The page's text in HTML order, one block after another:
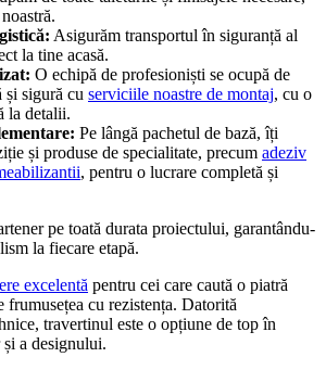
Asigurăm transportul în siguranță al
la tine acasă.
O echipă de profesioniști se ocupă de
și sigură cu serviciile noastre de montaj, cu o
la detalii.
Pe lângă pachetul de bază, îți
și produse de specialitate, precum adeziv
, pentru o lucrare completă și
pe toată durata proiectului, garantându-
la fiecare etapă.
excelentă pentru cei care caută o piatră
frumusețea cu rezistența. Datorită
travertinul este o opțiune de top în
a designului.